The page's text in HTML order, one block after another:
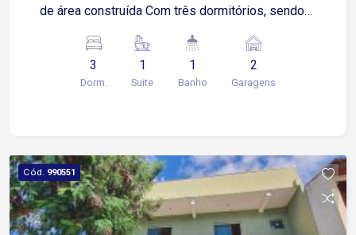
de área construída Com três dormitórios, sendo
social, lavanderia e área de serviço coberta, 2
vagas de garagem sendo 1 coberta, jardim, amplo
quintal ? com uma construção de 1 dormitório,1
3
Dorm.
1
Suite
1
Banho
2
Garagens
Cód. 990551